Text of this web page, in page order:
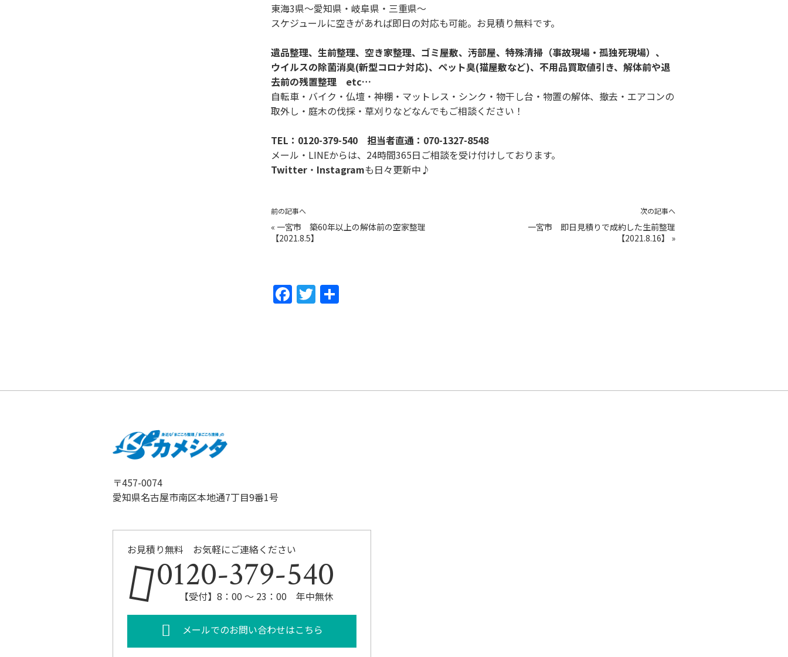
東海3県～愛知県・岐阜県・三重県～
スケジュールに空きがあれば即日の対応も可能。お見積り無料です。
遺品整理、生前整理、空き家整理、ゴミ屋敷、汚部屋、特殊清掃（事故現場・孤独死現場）、
ウイルスの除菌消臭(新型コロナ対応)、ペット臭(猫屋敷など)、不用品買取値引き、解体前や退
去前の残置整理 etc…
自転車・バイク・仏壇・神棚・マットレス・シンク・物干し台・物置の解体、撤去・エアコンの
取外し・庭木の伐採・草刈りなどなんでもご相談ください！
TEL：0120-379-540 担当者直通：070-1327-8548
メール・LINEからは、24時間365日ご相談を受け付けしております。
Twitter ・ Instagramも日々更新中♪
前の記事へ
« 一宮市 築60年以上の解体前の空家整理
【2021.8.5】
次の記事へ
一宮市 即日見積りで成約した生前整理
【2021.8.16】
»
F
o
T
〒457-0074
愛知県名古屋市南区本地通7丁目9番1号
お見積り無料 お気軽にご連絡ください
0120-379-540
【受付】8：00 ～ 23：00 年中無休
メールでのお問い合わせはこちら